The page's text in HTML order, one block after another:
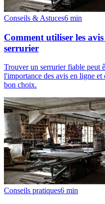
Conseils & Astuces6 min
Comment utiliser les
serrurier
Trouver un serrurier fiable peut
l'importance des avis en ligne
bon choix.
Conseils pratiques6 min